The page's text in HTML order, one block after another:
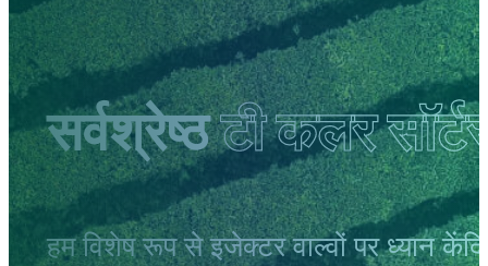
सर्वश्रेष्ठटी कलर
हम विशेष रूप से इजेक्टर वाल्वों पर ध्यान